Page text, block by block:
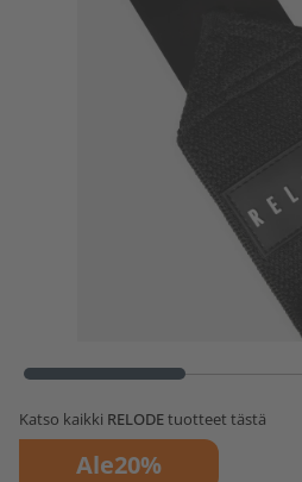
Katso kaikki RELODEtuotteet tästä
Ale20%